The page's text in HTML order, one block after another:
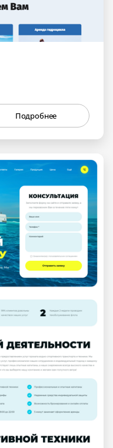
Подробнее